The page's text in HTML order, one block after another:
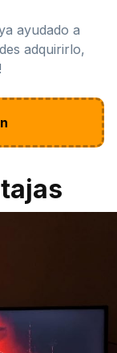
ayudado a
adquirirlo,